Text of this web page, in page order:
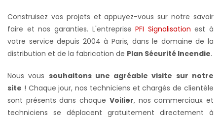
Construisez vos projets et appuyez-vous sur notre savoir
faire et nos garanties. L'entreprisePFI Signalisation est à
votre service depuis 2004 à Paris, dans le domaine de la
distribution et de la fabrication de Plan Sécurité Incendie.
Nous vous souhaitons une agréable visite sur notre
site ! Chaque jour, nos techniciens et chargés de clientèle
sont présents dans chaque Voilier, nos commerciaux et
techniciens se déplacent gratuitement directement à